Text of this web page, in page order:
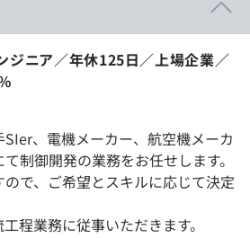
ジニア／年休125日／上場企業／
、電機メーカー、航空機メーカ
制御開発の業務をお任せします。
で、ご希望とスキルに応じて決定
程業務に従事いただきます。